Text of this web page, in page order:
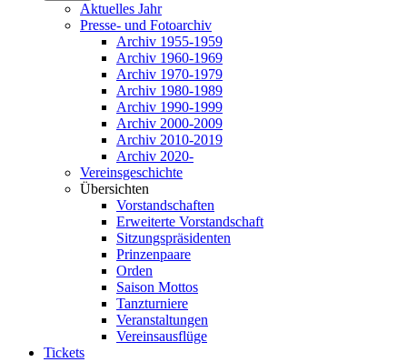
Aktuelles Jahr
Presse- und Fotoarchiv
Archiv 1955-1959
Archiv 1960-1969
Archiv 1970-1979
Archiv 1980-1989
Archiv 1990-1999
Archiv 2000-2009
Archiv 2010-2019
Archiv 2020-
Vereinsgeschichte
Übersichten
Vorstandschaften
Erweiterte Vorstandschaft
Sitzungspräsidenten
Prinzenpaare
Orden
Saison Mottos
Tanzturniere
Veranstaltungen
Vereinsausflüge
Tickets